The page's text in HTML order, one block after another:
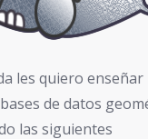
les quiero
de datos
las siguientes